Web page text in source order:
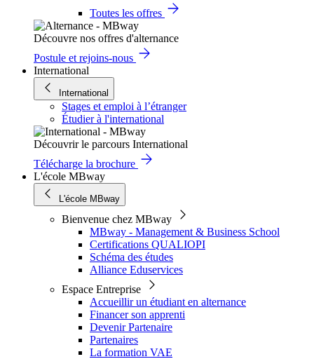
Toutes les offres
Découvre nos offres d'alternance
Postule et rejoins-nous
International
International
Stages et emploi à l’étranger
Étudier à l'international
Découvrir le parcours International
Télécharge la brochure
L'école MBway
L'école MBway
Bienvenue chez MBway
MBway - Management & Business School
Certifications QUALIOPI
Schéma des études
Alliance Eduservices
Espace Entreprise
Accueillir un étudiant en alternance
Financer son apprenti
Devenir Partenaire
Partenaires
La formation VAE